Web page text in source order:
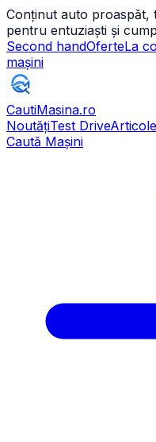
Conținut auto proaspăt,
pentru entuziaști și
Second handOferteLa
mașini
CautiMasina.ro
NoutățiTest DriveArticole
Caută Mașini